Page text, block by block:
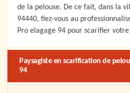
de la pelouse. De ce fait, dans la
94440, fiez-vous au
Pro elagage 94 pour scarifier votre
Paysagiste en scarification de
94